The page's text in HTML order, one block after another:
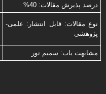
درصد پذیرش مقالات: 40%
نوع مقالات: قابل انتشار: علمی-
پژوهشی
مشابهت ياب: سميم نور